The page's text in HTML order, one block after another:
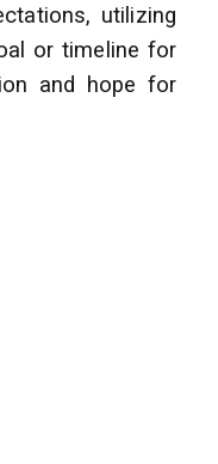
utilizing
or timeline for
and hope for